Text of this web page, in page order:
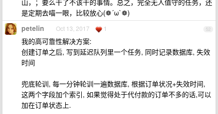
山，；要么干了不该干的事情。总之，完全无人值守的任务，还
是定期去喵一眼，比较放心(❁´ω`❁)
52
petelin Oct 13, 2017 1
我的高可靠性解决方案:
创建订单之后, 写到延迟队列里一个任务, 同时记录数据库, 失效
时间
兜底轮训, 每一分钟轮训一遍数据库, 根据订单状况+失效时间,
这两个字段加个索引, 如果觉得处于代付款的订单不多的话,可以
加在订单状态上.